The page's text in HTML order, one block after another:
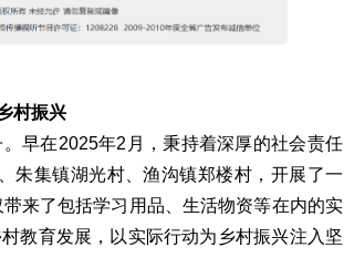
村振兴
早在2025年2月，秉持着深厚的社会责任
朱集镇湖光村、渔沟镇郑楼村，开展了一
来了包括学习用品、生活物资等在内的实
教育发展，以实际行动为乡村振兴注入坚